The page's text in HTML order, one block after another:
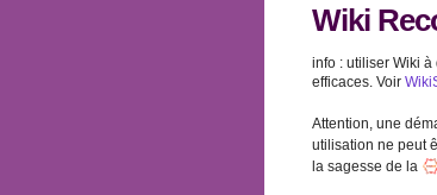
Wiki
info : utiliser Wiki
efficaces. Voir
Attention, une
utilisation ne peut
la sagesse de la